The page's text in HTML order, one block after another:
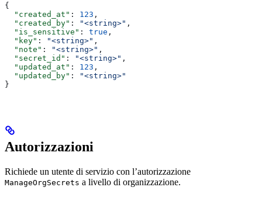
{
  "created_at"
: 123 ,
  "created_by"
: "<string>" ,
  "is_sensitive"
: true ,
  "key"
: "<string>" ,
  "note"
: "<string>" ,
  "secret_id"
: "<string>" ,
  "updated_at"
: 123 ,
  "updated_by"
:
"<string>"
}
Autorizzazioni
Richiede un utente di servizio con l’autorizzazione
ManageOrgSecrets a livello di organizzazione.